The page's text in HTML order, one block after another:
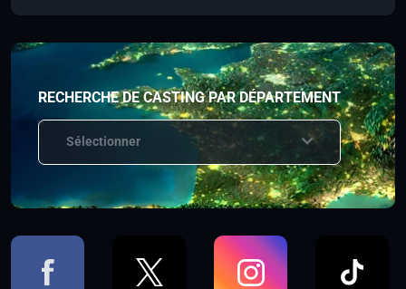
RECHERCHE DE CASTING PAR DÉPARTEMENT
Sélectionner